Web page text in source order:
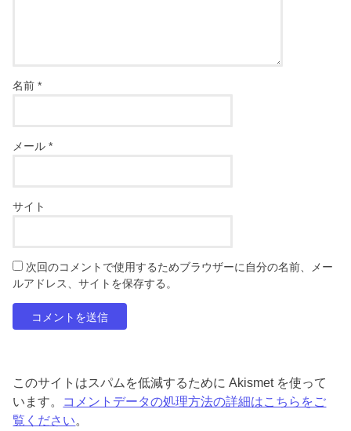
名前*
メール*
サイト
次回のコメントで使用するためブラウザーに自分の名前、メー
ルアドレス、サイトを保存する。
このサイトはスパムを低減するために Akismet を使って
います。 コメントデータの処理方法の詳細はこちらをご
覧ください。